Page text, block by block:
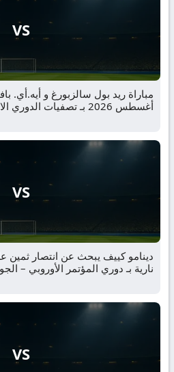
VS
أغسطس 2026 بـ تصفيات الدوري الاوروبي – الدور 3
VS
دينامو كييف يبحث عن انتصار ثمين
نارية بـ دوري المؤتمر الأوروبي –
VS